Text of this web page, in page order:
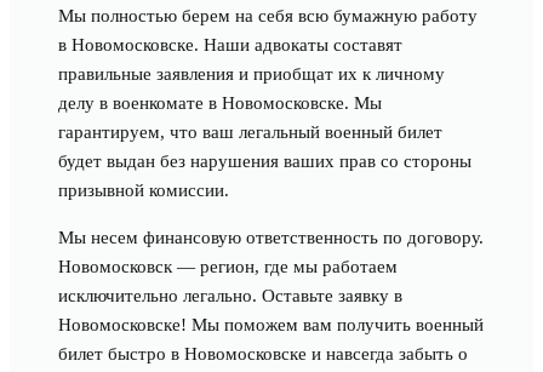
Мы полностью берем на себя всю бумажную работу
в Новомосковске. Наши адвокаты составят
правильные заявления и приобщат их к личному
делу в военкомате в Новомосковске. Мы
гарантируем, что ваш легальный военный билет
будет выдан без нарушения ваших прав со стороны
призывной комиссии.
Мы несем финансовую ответственность по договору.
Новомосковск — регион, где мы работаем
исключительно легально. Оставьте заявку в
Новомосковске! Мы поможем вам получить военный
билет быстро в Новомосковске и навсегда забыть о